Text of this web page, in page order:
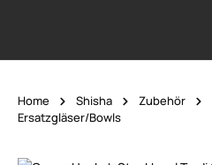
Home Shisha Zubehör
Ersatzgläser/Bowls